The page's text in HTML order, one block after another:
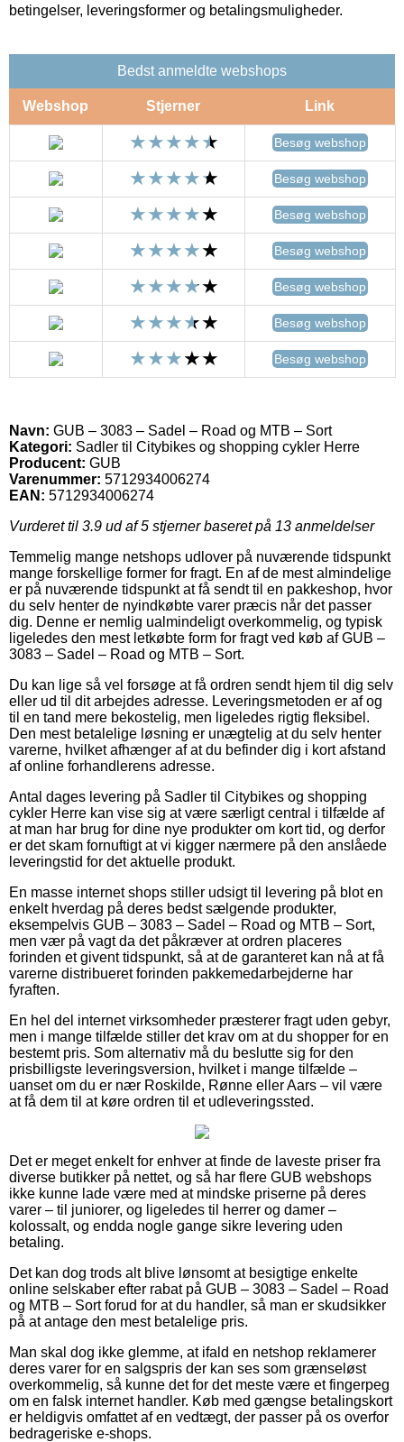
betingelser, leveringsformer og betalingsmuligheder.
Bedst anmeldte webshops
Webshop Stjerner Link
Besøg webshop
Besøg webshop
Besøg webshop
Besøg webshop
Besøg webshop
Besøg webshop
Besøg webshop
Navn: GUB – 3083 – Sadel – Road og MTB – Sort
Kategori: Sadler til Citybikes og shopping cykler Herre
Producent: GUB
Varenummer: 5712934006274
EAN: 5712934006274
Vurderet til 3.9 ud af 5 stjerner baseret på 13 anmeldelser
Temmelig mange netshops udlover på nuværende tidspunkt
mange forskellige former for fragt. En af de mest almindelige
er på nuværende tidspunkt at få sendt til en pakkeshop, hvor
du selv henter de nyindkøbte varer præcis når det passer
dig. Denne er nemlig ualmindeligt overkommelig, og typisk
ligeledes den mest letkøbte form for fragt ved køb af GUB –
3083 – Sadel – Road og MTB – Sort.
Du kan lige så vel forsøge at få ordren sendt hjem til dig selv
eller ud til dit arbejdes adresse. Leveringsmetoden er af og
til en tand mere bekostelig, men ligeledes rigtig fleksibel.
Den mest betalelige løsning er unægtelig at du selv henter
varerne, hvilket afhænger af at du befinder dig i kort afstand
af online forhandlerens adresse.
Antal dages levering på Sadler til Citybikes og shopping
cykler Herre kan vise sig at være særligt central i tilfælde af
at man har brug for dine nye produkter om kort tid, og derfor
er det skam fornuftigt at vi kigger nærmere på den anslåede
leveringstid for det aktuelle produkt.
En masse internet shops stiller udsigt til levering på blot en
enkelt hverdag på deres bedst sælgende produkter,
eksempelvis GUB – 3083 – Sadel – Road og MTB – Sort,
men vær på vagt da det påkræver at ordren placeres
forinden et givent tidspunkt, så at de garanteret kan nå at få
varerne distribueret forinden pakkemedarbejderne har
fyraften.
En hel del internet virksomheder præsterer fragt uden gebyr,
men i mange tilfælde stiller det krav om at du shopper for en
bestemt pris. Som alternativ må du beslutte sig for den
prisbilligste leveringsversion, hvilket i mange tilfælde –
uanset om du er nær Roskilde, Rønne eller Aars – vil være
at få dem til at køre ordren til et udleveringssted.
Det er meget enkelt for enhver at finde de laveste priser fra
diverse butikker på nettet, og så har flere GUB webshops
ikke kunne lade være med at mindske priserne på deres
varer – til juniorer, og ligeledes til herrer og damer –
kolossalt, og endda nogle gange sikre levering uden
betaling.
Det kan dog trods alt blive lønsomt at besigtige enkelte
online selskaber efter rabat på GUB – 3083 – Sadel – Road
og MTB – Sort forud for at du handler, så man er skudsikker
på at antage den mest betalelige pris.
Man skal dog ikke glemme, at ifald en netshop reklamerer
deres varer for en salgspris der kan ses som grænseløst
overkommelig, så kunne det for det meste være et fingerpeg
om en falsk internet handler. Køb med gængse betalingskort
er heldigvis omfattet af en vedtægt, der passer på os overfor
bedrageriske e-shops.